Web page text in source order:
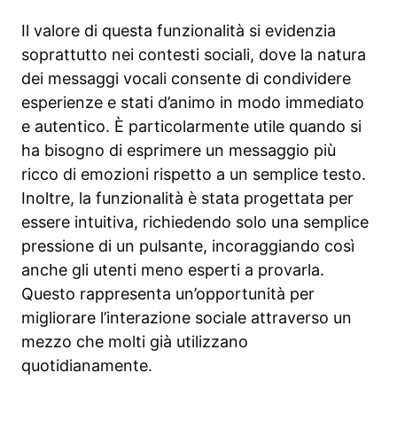
Il valore di questa funzionalità si evidenzia
soprattutto nei contesti sociali, dove la natura
dei messaggi vocali consente di condividere
esperienze e stati d’animo in modo immediato
e autentico. È particolarmente utile quando si
ha bisogno di esprimere un messaggio più
ricco di emozioni rispetto a un semplice testo.
Inoltre, la funzionalità è stata progettata per
essere intuitiva, richiedendo solo una semplice
pressione di un pulsante, incoraggiando così
anche gli utenti meno esperti a provarla.
Questo rappresenta un’opportunità per
migliorare l’interazione sociale attraverso un
mezzo che molti già utilizzano
quotidianamente.